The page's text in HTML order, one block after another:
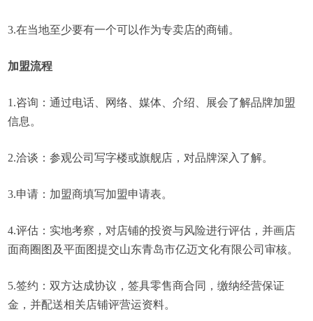
3.在当地至少要有一个可以作为专卖店的商铺。
加盟流程
1.咨询：通过电话、网络、媒体、介绍、展会了解品牌加盟
信息。
2.洽谈：参观公司写字楼或旗舰店，对品牌深入了解。
3.申请：加盟商填写加盟申请表。
4.评估：实地考察，对店铺的投资与风险进行评估，并画店
面商圈图及平面图提交山东青岛市亿迈文化有限公司审核。
5.签约：双方达成协议，签具零售商合同，缴纳经营保证
金，并配送相关店铺评营运资料。